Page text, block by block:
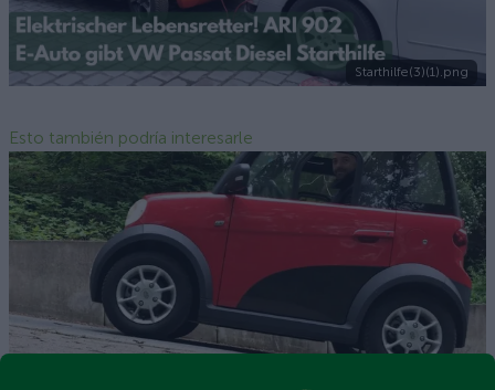
Starthilfe(3)(1).png
Esto también podría interesarle